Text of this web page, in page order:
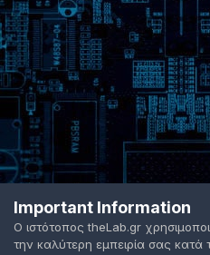
Important Information
Ο ιστότοπος theLab.gr
την καλύτερη εμπειρία σας κατά